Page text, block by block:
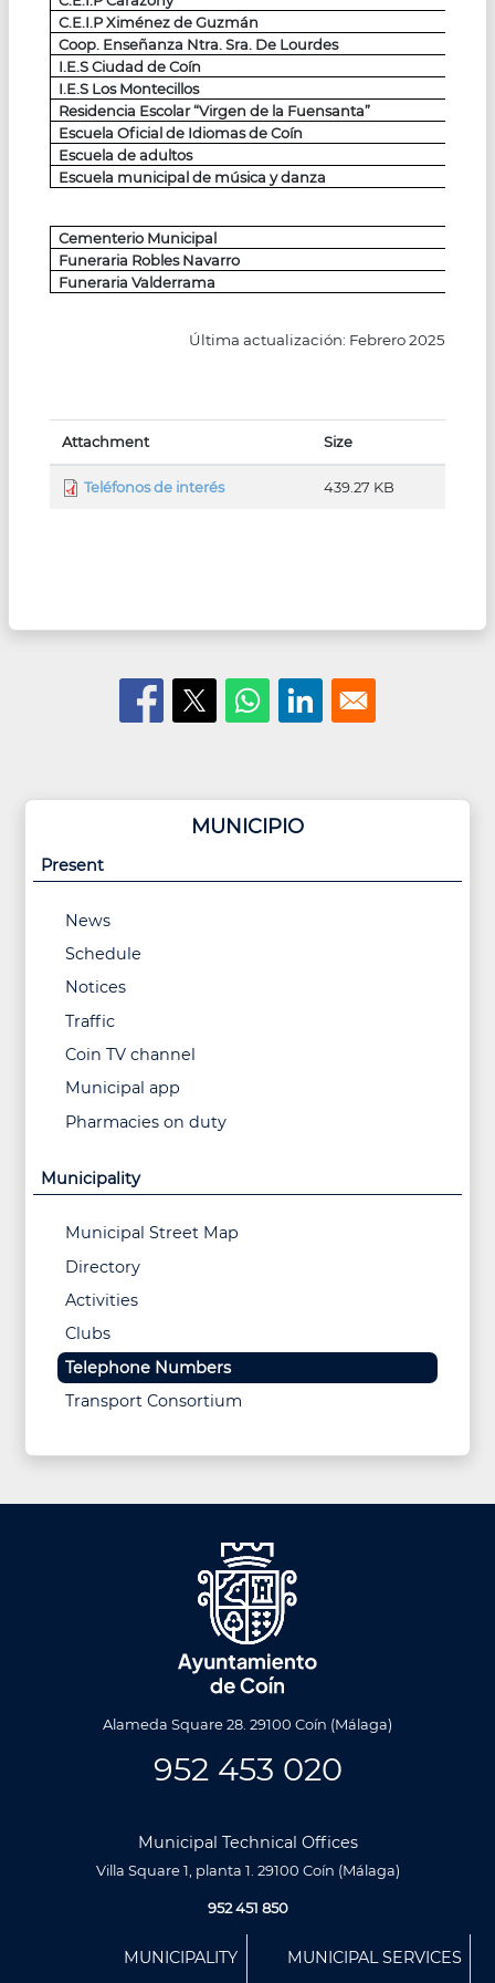
MUNICIPIO
Present
News
Schedule
Notices
Traffic
Coin TV channel
Municipal app
Pharmacies on duty
Municipality
Municipal Street Map
Directory
Activities
Clubs
Telephone Numbers
Transport Consortium
C.E.I.P Ximénez de Guzmán
Coop. Enseñanza Ntra. Sra. De Lourdes
I.E.S Ciudad de Coín
I.E.S Los Montecillos
Residencia Escolar “Virgen de la Fuensanta”
Escuela Oficial de Idiomas de Coín
Escuela de adultos
Escuela municipal de música y danza
Cementerio Municipal
Funeraria Robles Navarro
Funeraria Valderrama
Última actualización: Febrero 2025
Attachment Size
Teléfonos de interés 439.27 KB
Alameda Square 28. 29100 Coín (Málaga)
952 453 020
Municipal Technical Offices
Villa Square 1, planta 1. 29100 Coín (Málaga)
952 451 850
MUNICIPALITY MUNICIPAL SERVICES